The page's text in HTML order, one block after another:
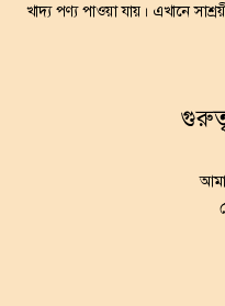
খাদ্য পণ্য পাওয়া যায়। এখানে